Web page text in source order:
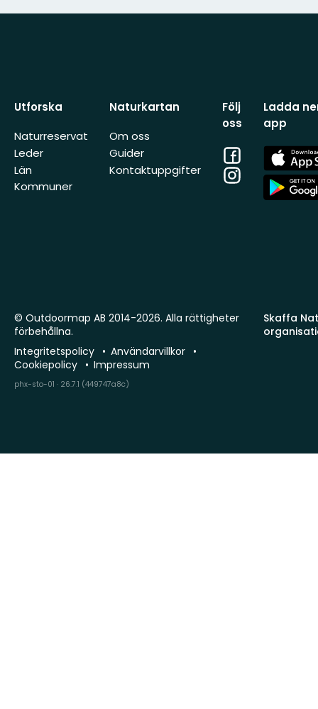
Utforska
Naturreservat
Leder
Län
Kommuner
Naturkartan
Om oss
Guider
Kontaktuppgifter
Följ
oss
Facebook
Instagram
Ladda
app
App
Store
App
Store
Skaffa
© Outdoormap AB 2014-2026. Alla rättigheter
förbehållna.
Integritetspolicy
Användarvillkor
Cookiepolicy
Impressum
phx-sto-01 · 26.7.1 (449747a8c)